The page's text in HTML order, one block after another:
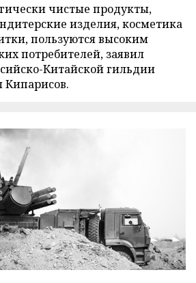
чистые продукты,
изделия, косметика
пользуются высоким
потребителей, заявил
Китайской гильдии